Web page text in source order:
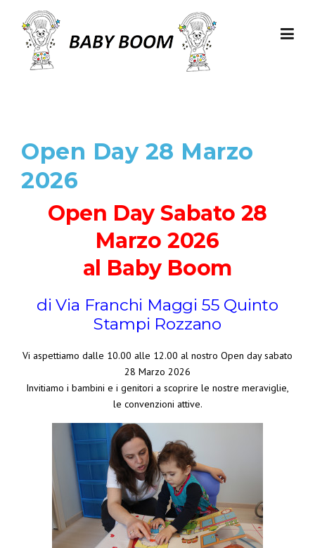
Skip to content
Open Day 28 Marzo
2026
Open Day Sabato 28
Marzo 2026
al Baby Boom
di Via Franchi Maggi 55 Quinto
Stampi Rozzano
Vi aspettiamo dalle 10.00 alle 12.00 al nostro Open day sabato
28 Marzo 2026
Invitiamo i bambini e i genitori a scoprire le nostre meraviglie,
le convenzioni attive.